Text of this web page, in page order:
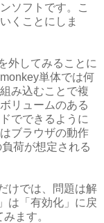
ソフトです。こ
くことにしま
外してみることに
単体では何
み込むことで複
リュームのある
でできるように
ブラウザの動作
荷が想定される
けでは、問題は解
は「有効化」に戻
ます。